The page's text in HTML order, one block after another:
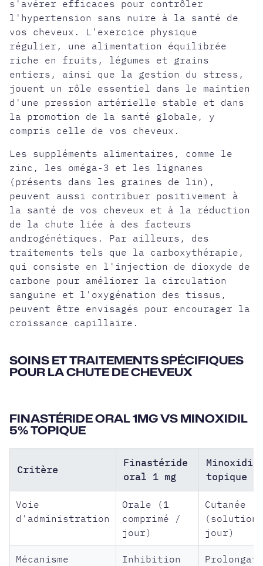
s'avérer efficaces pour contrôler
l'hypertension sans nuire à la santé de
vos cheveux. L'exercice physique
régulier, une alimentation équilibrée
riche en fruits, légumes et grains
entiers, ainsi que la gestion du stress,
jouent un rôle essentiel dans le maintien
d'une pression artérielle stable et dans
la promotion de la santé globale, y
compris celle de vos cheveux.
Les suppléments alimentaires, comme le
zinc, les oméga-3 et les lignanes
(présents dans les graines de lin),
peuvent aussi contribuer positivement à
la santé de vos cheveux et à la réduction
de la chute liée à des facteurs
androgénétiques. Par ailleurs, des
traitements tels que la carboxythérapie,
qui consiste en l'injection de dioxyde de
carbone pour améliorer la circulation
sanguine et l'oxygénation des tissus,
peuvent être envisagés pour encourager la
croissance capillaire.
SOINS ET TRAITEMENTS SPÉCIFIQUES
POUR LA CHUTE DE CHEVEUX
FINASTÉRIDE ORAL 1MG VS MINOXIDIL
5% TOPIQUE
Critère
Finastéride
oral 1 mg
Minoxidil
topique 5
Voie
d'administration
Orale (1
comprimé /
jour)
Cutanée
jour)
Mécanisme
Inhibition